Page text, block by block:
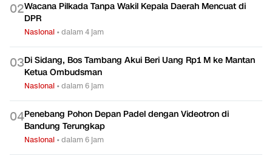
02Wacana Pilkada Tanpa Wakil Kepala Daerah Mencuat di
DPR
Nasional •dalam 4 jam
03Di Sidang, Bos Tambang Akui Beri Uang Rp1 M ke Mantan
Ketua Ombudsman
Nasional •dalam 6 jam
04Penebang Pohon Depan Padel dengan Videotron di
Bandung Terungkap
Nasional •dalam 6 jam